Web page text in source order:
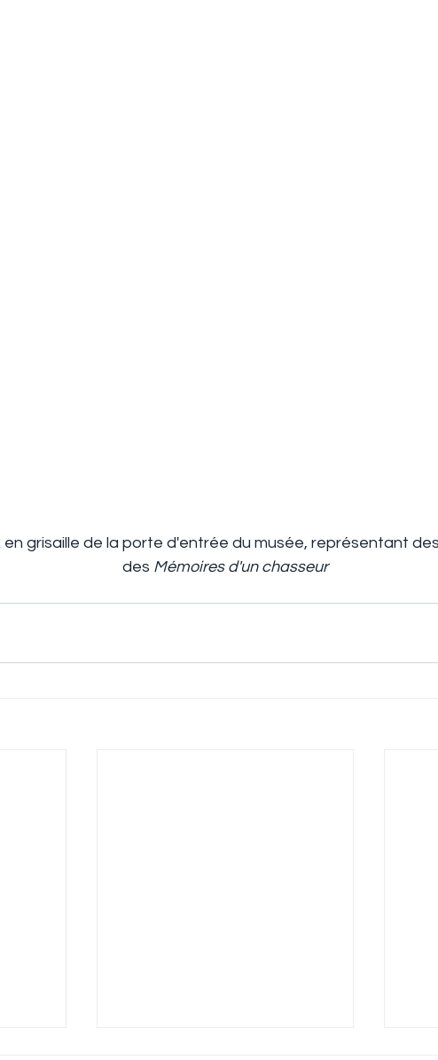
en grisaille de la porte d'entrée du musée, représentant
des Mémoires d'un chasseur